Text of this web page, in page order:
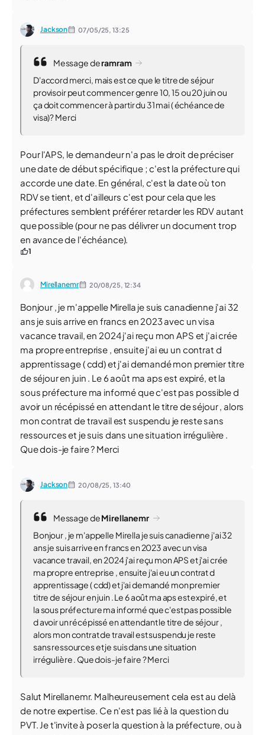
Jackson 07/05/25,13:25
Message deramram
D'accord merci, mais est ce que le titre de séjour
provisoir peut commencer genre 10, 15 ou 20 juin ou
ça doit commencer à partir du 31 mai ( échéance de
visa)? Merci
Pour l'APS, le demandeur n'a pas le droit de préciser
une date de début spécifique ; c'est la préfecture qui
accorde une date. En général, c'est la date où ton
RDV se tient, et d'ailleurs c'est pour cela que les
préfectures semblent préférer retarder les RDV autant
que possible (pour ne pas délivrer un document trop
en avance de l'échéance).
1
Mirellanemr 20/08/25, 12:34
Bonjour , je m'appelle Mirella je suis canadienne j'ai 32
ans je suis arrive en francs en 2023 avec un visa
vacance travail, en 2024 j'ai reçu mon APS et j'ai crée
ma propre entreprise , ensuite j'ai eu un contrat d
apprentissage ( cdd) et j'ai demandé mon premier titre
de séjour en juin . Le 6 août ma aps est expiré, et la
sous préfecture ma informé que c'est pas possible d
avoir un récépissé en attendant le titre de séjour , alors
mon contrat de travail est suspendu je reste sans
ressources et je suis dans une situation irrégulière .
Que dois-je faire ? Merci
Jackson 20/08/25,13:40
Message deMirellanemr
Bonjour , je m'appelle Mirella je suis canadienne j'ai 32
ans je suis arrive en francs en 2023 avec un visa
vacance travail, en 2024 j'ai reçu mon APS et j'ai crée
ma propre entreprise , ensuite j'ai eu un contrat d
apprentissage ( cdd) et j'ai demandé mon premier
titre de séjour en juin . Le 6 août ma aps est expiré, et
la sous préfecture ma informé que c'est pas possible
d avoir un récépissé en attendant le titre de séjour ,
alors mon contrat de travail est suspendu je reste
sans ressources et je suis dans une situation
irrégulière . Que dois-je faire ? Merci
Salut Mirellanemr. Malheureusement cela est au delà
de notre expertise. Ce n'est pas lié à la question du
PVT. Je t'invite à poser la question à la préfecture, ou à